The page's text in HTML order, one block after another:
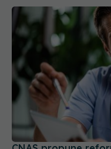
CNAS propune
schimbă pentru
30 iul 2026, 19:45